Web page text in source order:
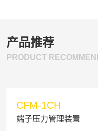
产品推荐
PRODUCT
CFM-1CH
端子压力管理装置